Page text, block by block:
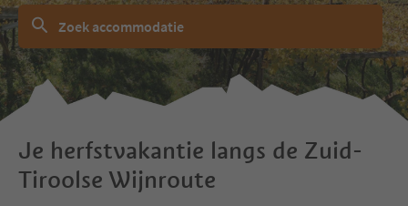
Zoek accommodatie
Je herfstvakantie langs de Zuid-
Tiroolse Wijnroute